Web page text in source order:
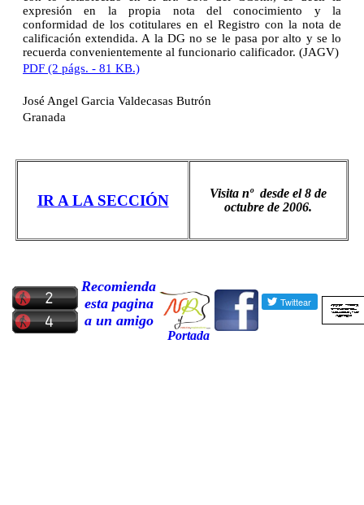
expresión en la propia nota del conocimiento y la
conformidad de los cotitulares en el Registro con la nota de
calificación extendida. A la DG no se le pasa por alto y se lo
recuerda convenientemente al funcionario calificador. (JAGV)
PDF (2 págs. - 81 KB.)
José Angel Garcia Valdecasas Butrón
Granada
IR A LA SECCIÓN Visita nº desde el 8 de
octubre de 2006.
Recomienda
esta pagina
a un amigo
Portada